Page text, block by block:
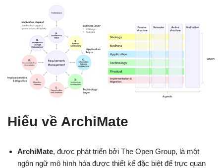
Hiểu về ArchiMate
ArchiMate, được phát triển bởi The Open Group, là một
ngôn ngữ mô hình hóa được thiết kế đặc biệt để trực quan